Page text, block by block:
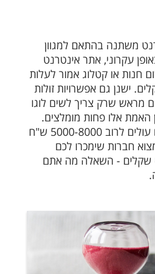
משתנה בהתאם למגוון
עקרוני, אתר אינטרנט
חנות או קטלוג אמור לעלות
ל-5000 שקלים. ישנן גם אפשרויות זולות
מראש שרק צריך לשים לוגו
אלו פחות מומלצים.
אתרי חנויות וקטלוגים עולים לרוב 5000-8000 ש"ח
חברות שימכרו לכם
שקלים - השאלה מה אתם